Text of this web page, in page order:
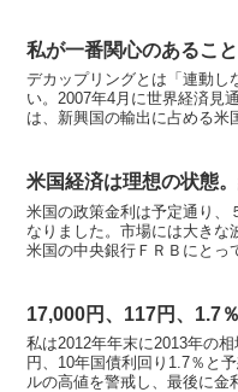
私が一番関心のあること
デカップリングとは「連動し
い。2007年4月に世界経済見
は、新興国の輸出に占める米
米国経済は理想の状態
米国の政策金利は予定通り、
なりました。市場には大きな
米国の中央銀行ＦＲＢにと
17,000円、117円、1.7
私は2012年年末に2013年の
円、10年国債利回り1.7％と
ルの高値を警戒し、最後に金